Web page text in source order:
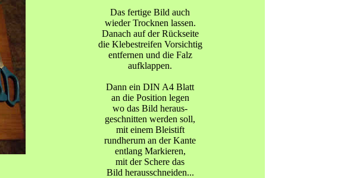
Das fertige Bild auch
wieder Trocknen lassen.
Danach auf der Rückseite
die Klebestreifen Vorsichtig
entfernen und die Falz
aufklappen.
Dann ein DIN A4 Blatt
an die Position legen
wo das Bild heraus-
geschnitten werden soll,
mit einem Bleistift
rundherum an der Kante
entlang Markieren,
mit der Schere das
Bild herausschneiden...